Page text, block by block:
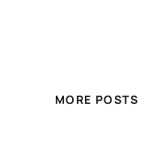
MORE POSTS